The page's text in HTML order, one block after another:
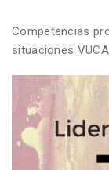
Competencias
situaciones